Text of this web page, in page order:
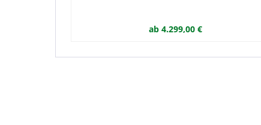
ab 4.299,00 €